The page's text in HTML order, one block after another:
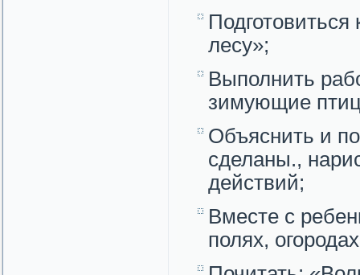
лесу»;
Выполнить
зимующие
Объяснить и
сделаны.,
действий;
Вместе с
полях,